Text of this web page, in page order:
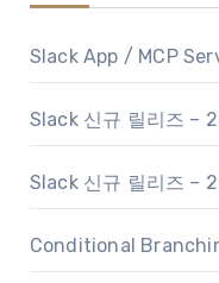
Slack App / MCP
Slack 신규 릴리즈 –
Slack 신규 릴리즈 –
Conditional